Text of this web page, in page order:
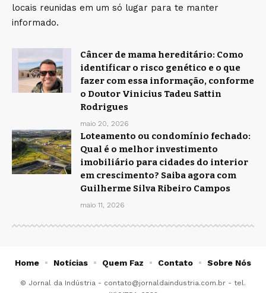
locais reunidas em um só lugar para te manter
informado.
Câncer de mama hereditário: Como
identificar o risco genético e o que
fazer com essa informação, conforme
o Doutor Vinicius Tadeu Sattin
Rodrigues
maio 20, 2026
Loteamento ou condomínio fechado:
Qual é o melhor investimento
imobiliário para cidades do interior
em crescimento? Saiba agora com
Guilherme Silva Ribeiro Campos
maio 11, 2026
© Jornal da Indústria - contato@jornaldaindustria.com.br - tel.
Home Notícias Quem Faz Contato Sobre Nós